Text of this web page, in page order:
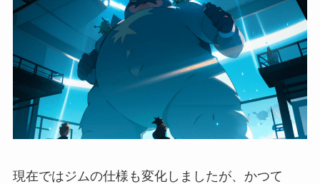
現在ではジムの仕様も変化しましたが、かつて